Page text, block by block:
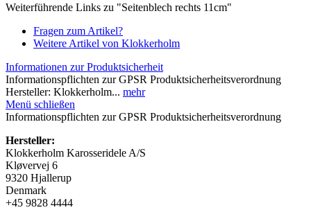
Weiterführende Links zu "Seitenblech rechts 11cm"
Fragen zum Artikel?
Weitere Artikel von Klokkerholm
Informationen zur Produktsicherheit
Informationspflichten zur GPSR Produktsicherheitsverordnung
Hersteller: Klokkerholm... mehr
Menü schließen
Informationspflichten zur GPSR Produktsicherheitsverordnung
Hersteller:
Klokkerholm Karosseridele A/S
Kløvervej 6
9320 Hjallerup
Denmark
+45 9828 4444